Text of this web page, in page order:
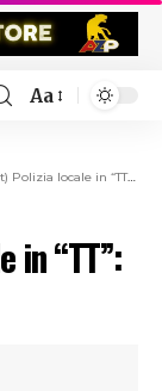
Aa
in “TT”: l’auto oggetto di confisca
in “TT”: